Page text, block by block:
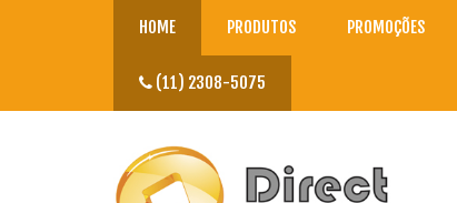
HOME PRODUTOS PROMOÇÕES
(11) 2308-5075